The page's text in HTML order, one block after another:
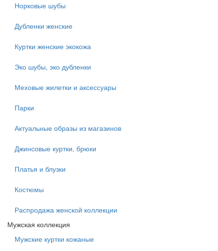
Норковые шубы
Дубленки женские
Куртки женские экокожа
Эко шубы, эко дубленки
Меховые жилетки и аксессуары
Парки
Актуальные образы из магазинов
Джинсовые куртки, брюки
Платья и блузки
Костюмы
Распродажа женской коллекции
Мужская коллекция
Мужские куртки кожаные